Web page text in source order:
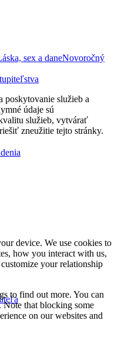
sex a daneNovoročný
poskytovanie služieb a
údaje sú
služieb, vytvárať
zneužitie tejto stránky.
device. We use cookies to
how you interact with us,
your relationship
to find out more. You can
Note that blocking some
on our websites and